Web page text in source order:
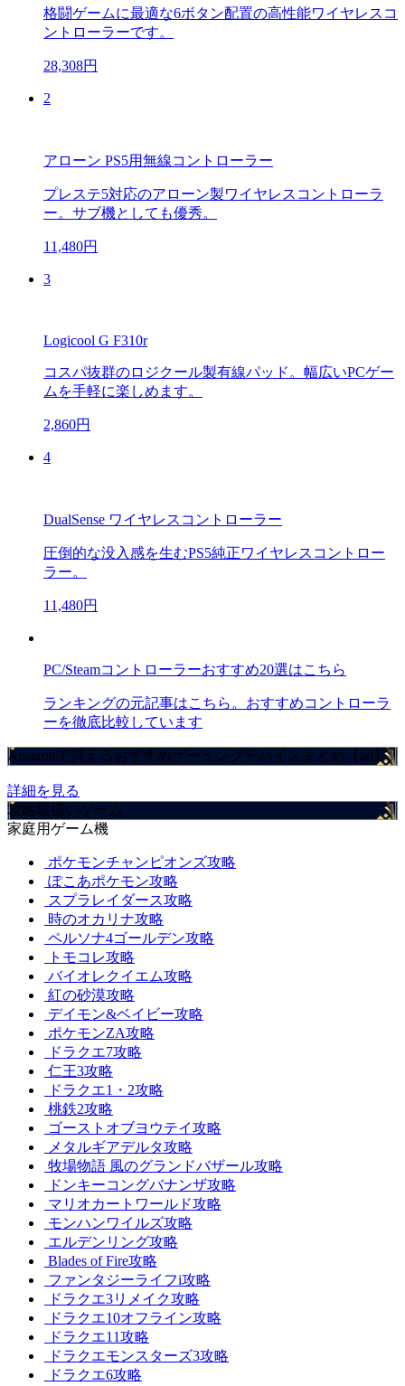
格闘ゲームに最適な6ボタン配置の高性能ワイヤレスコ
ントローラーです。
28,308円
2
アローン PS5用無線コントローラー
プレステ5対応のアローン製ワイヤレスコントローラ
ー。サブ機としても優秀。
11,480円
3
Logicool G F310r
コスパ抜群のロジクール製有線パッド。幅広いPCゲー
ムを手軽に楽しめます。
2,860円
4
DualSense ワイヤレスコントローラー
圧倒的な没入感を生むPS5純正ワイヤレスコントロー
ラー。
11,480円
PC/Steamコントローラーおすすめ20選はこちら
ランキングの元記事はこちら。おすすめコントローラ
ーを徹底比較しています
Amazonで買えるおすすめゲーミングデバイスまとめ【ad】
詳細を見る
攻略取扱いゲーム
家庭用ゲーム機
ポケモンチャンピオンズ攻略
ぽこあポケモン攻略
スプラレイダース攻略
時のオカリナ攻略
ペルソナ4ゴールデン攻略
トモコレ攻略
バイオレクイエム攻略
紅の砂漠攻略
デイモン&ベイビー攻略
ポケモンZA攻略
ドラクエ7攻略
仁王3攻略
ドラクエ1・2攻略
桃鉄2攻略
ゴーストオブヨウテイ攻略
メタルギアデルタ攻略
牧場物語 風のグランドバザール攻略
ドンキーコングバナンザ攻略
マリオカートワールド攻略
モンハンワイルズ攻略
エルデンリング攻略
Blades of Fire攻略
ファンタジーライフi攻略
ドラクエ3リメイク攻略
ドラクエ10オフライン攻略
ドラクエ11攻略
ドラクエモンスターズ3攻略
ドラクエ6攻略